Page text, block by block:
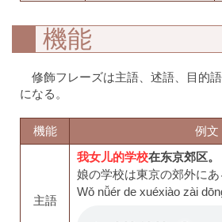
機能
修飾フレーズは主語、述語、目的
になる。
機能 例文
主語
我女儿的学校在东京郊区。
娘の学校は東京の郊外にあ
Wǒ nǚér de xuéxiào zài